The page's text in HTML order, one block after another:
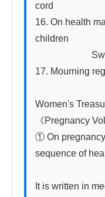
cord
16. On health
children
Sweet
17. Mourning
Women's
《Pregnancy
① On
sequence of
It is written in